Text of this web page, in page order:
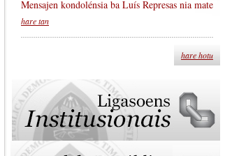
Mensajen kondolénsia ba Luís Represas nia mate
hare tan
hare hotu